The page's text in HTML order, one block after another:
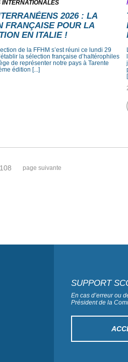
INTERNATIONALES
2026 : LA
FRANÇAISE POUR LA
EN ITALIE !
de la FFHM s’est réuni ce lundi 29
la sélection française d’haltérophiles
de représenter notre pays à Tarente
édition [...]
108 page suivante
SUPPORT
En cas d’erreur ou
Président de la